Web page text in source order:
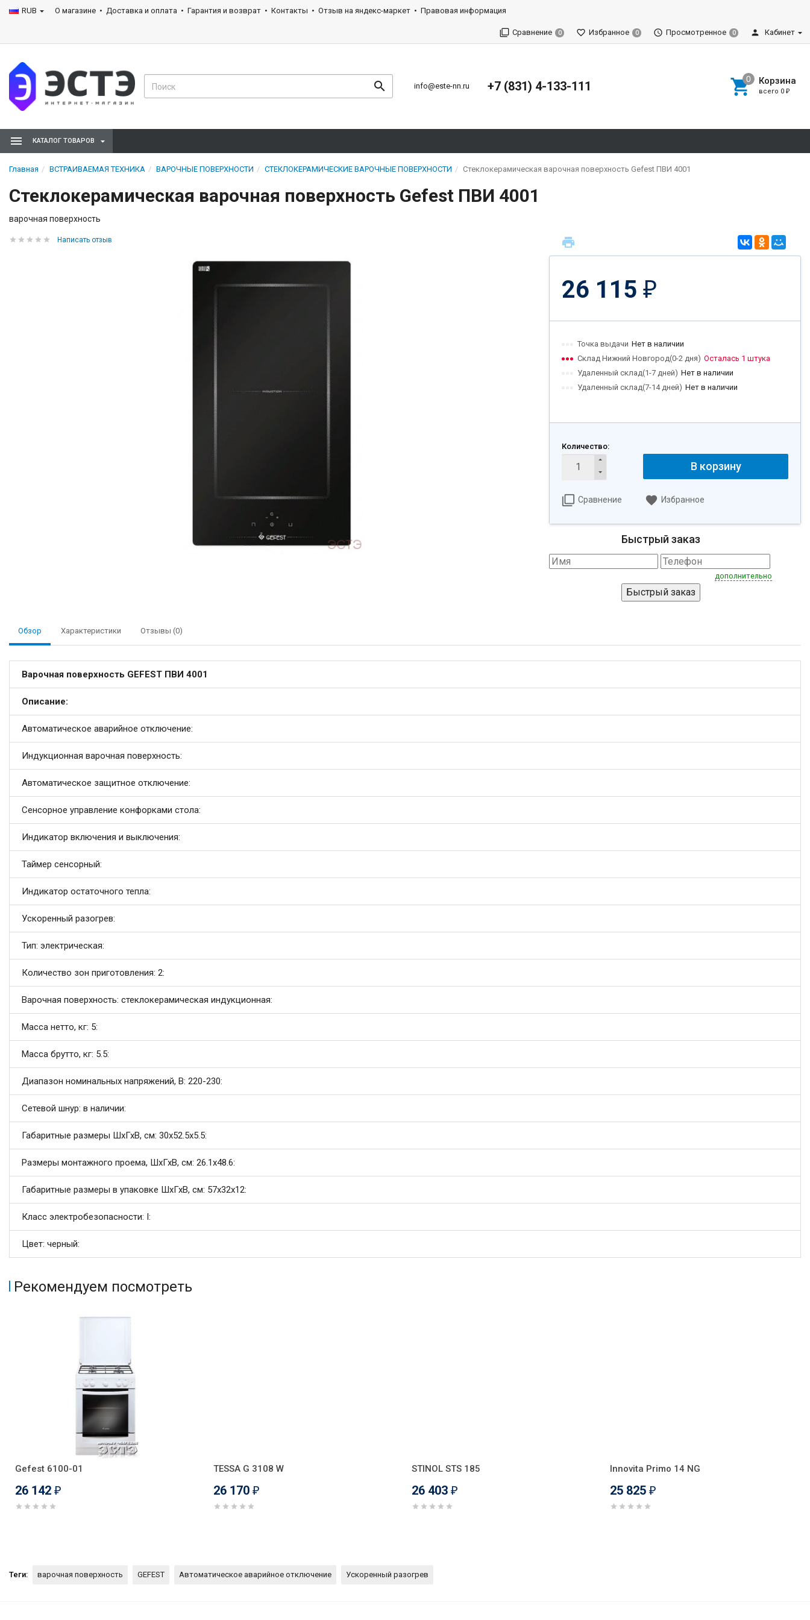
RUB О магазине Доставка и оплата Гарантия и возврат Контакты Отзыв на яндекс-маркет Правовая информация
Сравнение 0 Избранное 0 Просмотренное 0 Кабинет
info@este-nn.ru +7 (831) 4-133-111 Корзина
всего 0 ₽
КАТАЛОГ ТОВАРОВ
Главная ВСТРАИВАЕМАЯ ТЕХНИКА ВАРОЧНЫЕ ПОВЕРХНОСТИ СТЕКЛОКЕРАМИЧЕСКИЕ ВАРОЧНЫЕ ПОВЕРХНОСТИ Стеклокерамическая варочная поверхность Gefest ПВИ 4001
Стеклокерамическая варочная поверхность Gefest ПВИ 4001
варочная поверхность
Написать отзыв
26 115 ₽
Точка выдачи Нет в наличии
Склад Нижний Новгород(0-2 дня) Осталась 1 штука
Удаленный склад(1-7 дней) Нет в наличии
Удаленный склад(7-14 дней) Нет в наличии
Количество:
В корзину
Сравнение Избранное
Быстрый заказ
дополнительно
Обзор Характеристики Отзывы (0)
Варочная поверхность GEFEST ПВИ 4001
Описание:
Автоматическое аварийное отключение:
Индукционная варочная поверхность:
Автоматическое защитное отключение:
Сенсорное управление конфорками стола:
Индикатор включения и выключения:
Таймер сенсорный:
Индикатор остаточного тепла:
Ускоренный разогрев:
Тип: электрическая:
Количество зон приготовления: 2:
Варочная поверхность: стеклокерамическая индукционная:
Масса нетто, кг: 5:
Масса брутто, кг: 5.5:
Диапазон номинальных напряжений, В: 220-230:
Сетевой шнур: в наличии:
Габаритные размеры ШхГхВ, см: 30х52.5х5.5:
Размеры монтажного проема, ШхГхВ, см: 26.1x48.6:
Габаритные размеры в упаковке ШхГхВ, см: 57x32x12:
Класс электробезопасности: I:
Цвет: черный:
Рекомендуем посмотреть
Gefest 6100-01
26 142 ₽
TESSA G 3108 W
26 170 ₽
STINOL STS 185
26 403 ₽
Innovita Primo 14 NG
25 825 ₽
Теги: варочная поверхность GEFEST Автоматическое аварийное отключение Ускоренный разогрев